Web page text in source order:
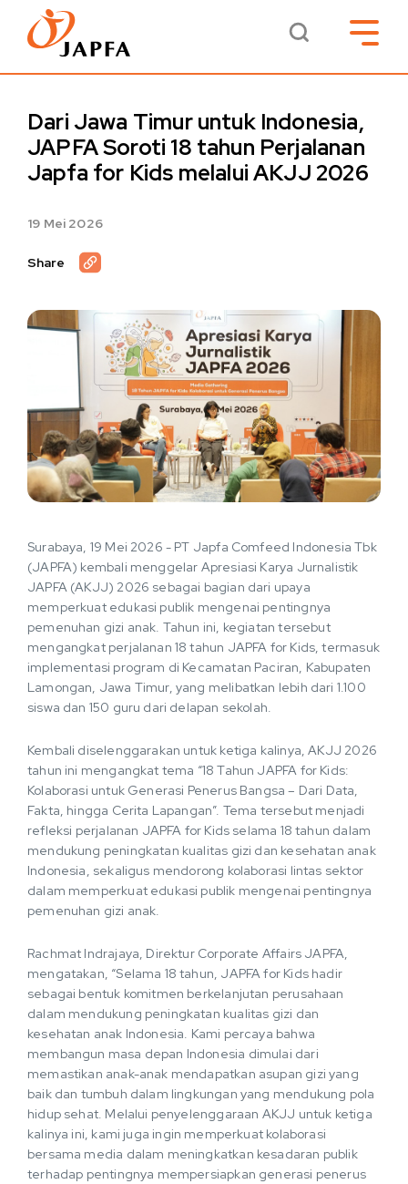
Dari Jawa Timur untuk Indonesia,
JAPFA Soroti 18 tahun Perjalanan
Japfa for Kids melalui AKJJ 2026
19 Mei 2026
Share
Surabaya, 19 Mei 2026 - PT Japfa Comfeed Indonesia Tbk
(JAPFA) kembali menggelar Apresiasi Karya Jurnalistik
JAPFA (AKJJ) 2026 sebagai bagian dari upaya
memperkuat edukasi publik mengenai pentingnya
pemenuhan gizi anak. Tahun ini, kegiatan tersebut
mengangkat perjalanan 18 tahun JAPFA for Kids, termasuk
implementasi program di Kecamatan Paciran, Kabupaten
Lamongan, Jawa Timur, yang melibatkan lebih dari 1.100
siswa dan 150 guru dari delapan sekolah.
Kembali diselenggarakan untuk ketiga kalinya, AKJJ 2026
tahun ini mengangkat tema “18 Tahun JAPFA for Kids:
Kolaborasi untuk Generasi Penerus Bangsa – Dari Data,
Fakta, hingga Cerita Lapangan”. Tema tersebut menjadi
refleksi perjalanan JAPFA for Kids selama 18 tahun dalam
mendukung peningkatan kualitas gizi dan kesehatan anak
Indonesia, sekaligus mendorong kolaborasi lintas sektor
dalam memperkuat edukasi publik mengenai pentingnya
pemenuhan gizi anak.
Rachmat Indrajaya, Direktur Corporate Affairs JAPFA,
mengatakan, “Selama 18 tahun, JAPFA for Kids hadir
sebagai bentuk komitmen berkelanjutan perusahaan
dalam mendukung peningkatan kualitas gizi dan
kesehatan anak Indonesia. Kami percaya bahwa
membangun masa depan Indonesia dimulai dari
memastikan anak-anak mendapatkan asupan gizi yang
baik dan tumbuh dalam lingkungan yang mendukung pola
hidup sehat. Melalui penyelenggaraan AKJJ untuk ketiga
kalinya ini, kami juga ingin memperkuat kolaborasi
bersama media dalam meningkatkan kesadaran publik
terhadap pentingnya mempersiapkan generasi penerus